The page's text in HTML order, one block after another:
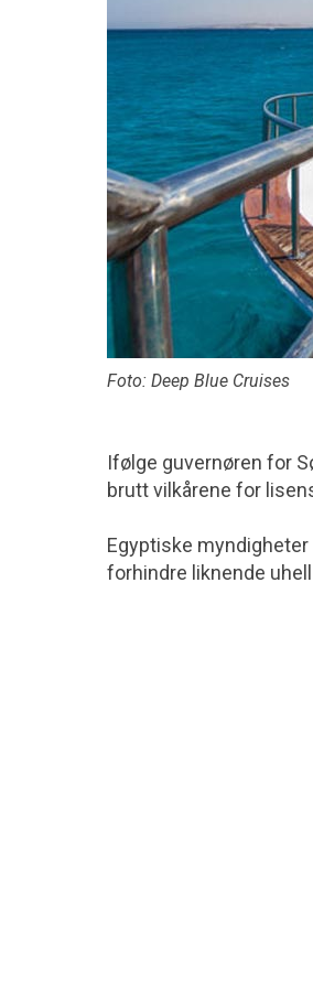
Foto: Deep Blue Cruises
Ifølge guvernøren for
brutt vilkårene for
Egyptiske
forhindre liknende